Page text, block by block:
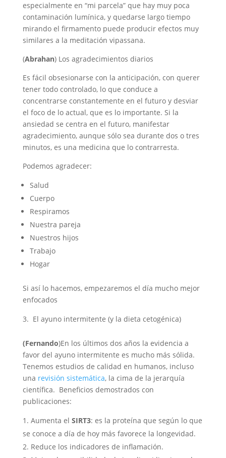
especialmente en “mi parcela” que hay muy poca
contaminación lumínica, y quedarse largo tiempo
mirando el firmamento puede producir efectos muy
similares a la meditación vipassana.
(Abrahan) Los agradecimientos diarios
Es fácil obsesionarse con la anticipación, con querer
tener todo controlado, lo que conduce a
concentrarse constantemente en el futuro y desviar
el foco de lo actual, que es lo importante. Si la
ansiedad se centra en el futuro, manifestar
agradecimiento, aunque sólo sea durante dos o tres
minutos, es una medicina que lo contrarresta.
Podemos agradecer:
Salud
Cuerpo
Respiramos
Nuestra pareja
Nuestros hijos
Trabajo
Hogar
Si así lo hacemos, empezaremos el día mucho mejor
enfocados
El ayuno intermitente (y la dieta cetogénica)
(Fernando)En los últimos dos años la evidencia a
favor del ayuno intermitente es mucho más sólida.
Tenemos estudios de calidad en humanos, incluso
una revisión sistemática, la cima de la jerarquía
científica. Beneficios demostrados con
publicaciones:
Aumenta el SIRT3: es la proteína que según lo que
se conoce a día de hoy más favorece la longevidad.
Reduce los indicadores de inflamación.